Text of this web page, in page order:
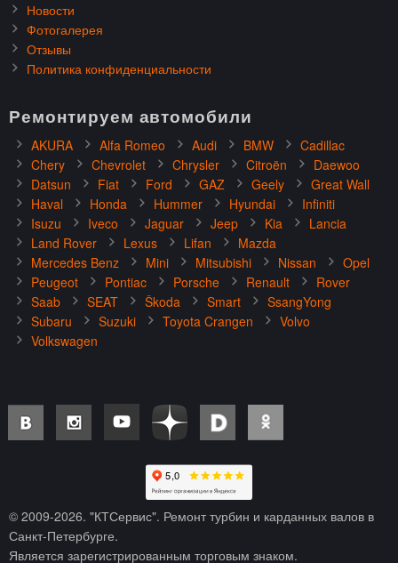
Новости
Фотогалерея
Отзывы
Политика конфиденциальности
Ремонтируем автомобили
AKURA Alfa Romeo Audi BMW
Cadillac
Chery
Chevrolet Chrysler Citroën
Daewoo
Datsun
Fiat Ford GAZ Geely
Great Wall
Haval
Honda Hummer Hyundai
Infiniti
Isuzu
Iveco Jaguar Jeep Kia
Lancia
Land Rover
Lexus Lifan
Mazda
Mercedes Benz
Mini Mitsubishi Nissan
Opel
Peugeot
Pontiac Porsche Renault
Rover
Saab
SEAT Škoda Smart
SsangYong
Subaru
Suzuki Toyota Crangen
Volvo
Volkswagen
© 2009-2026. "КТСервис". Ремонт турбин и карданных валов в
Санкт-Петербурге.
Является зарегистрированным торговым знаком.